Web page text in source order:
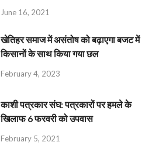
June 16, 2021
खेतिहर समाज में असंतोष को बढ़ाएगा बजट में
किसानों के साथ किया गया छल
February 4, 2023
काशी पत्रकार संघ: पत्रकारों पर हमले के
खिलाफ 6 फरवरी को उपवास
February 5, 2021